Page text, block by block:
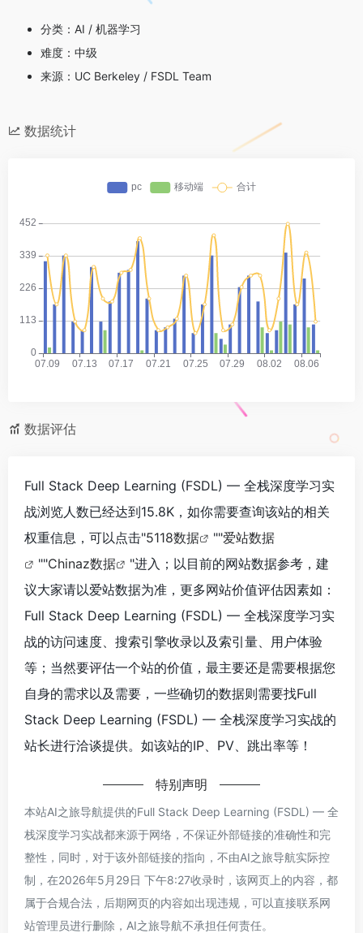
分类：AI / 机器学习
难度：中级
来源：UC Berkeley / FSDL Team
数据统计
数据评估
Full Stack Deep Learning (FSDL) — 全栈深度学习实
战浏览人数已经达到15.8K，如你需要查询该站的相关
权重信息，可以点击"5118数据 ""爱站数据
""Chinaz数据
"进入；以目前的网站数据参考，建
议大家请以爱站数据为准，更多网站价值评估因素如：
Full Stack Deep Learning (FSDL) — 全栈深度学习实
战的访问速度、搜索引擎收录以及索引量、用户体验
等；当然要评估一个站的价值，最主要还是需要根据您
自身的需求以及需要，一些确切的数据则需要找Full
Stack Deep Learning (FSDL) — 全栈深度学习实战的
站长进行洽谈提供。如该站的IP、PV、跳出率等！
特别声明
本站AI之旅导航提供的Full Stack Deep Learning (FSDL) — 全
栈深度学习实战都来源于网络，不保证外部链接的准确性和完
整性，同时，对于该外部链接的指向，不由AI之旅导航实际控
制，在2026年5月29日 下午8:27收录时，该网页上的内容，都
属于合规合法，后期网页的内容如出现违规，可以直接联系网
站管理员进行删除，AI之旅导航不承担任何责任。